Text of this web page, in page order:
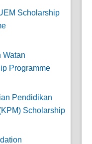
Scholarship
Watan
Programme
Pendidikan
Scholarship